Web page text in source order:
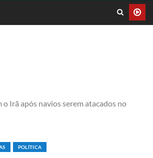
Irã após navios serem atacados no
POLÍTICA